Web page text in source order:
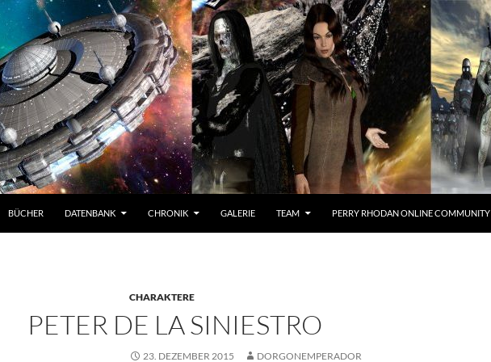
BÜCHER DATENBANK CHRONIK GALERIE TEAM PERRY RHODAN ONLINE COMMUNITY
CHARAKTERE
PETER DE LA SINIESTRO
23. DEZEMBER 2015 DORGONEMPERADOR